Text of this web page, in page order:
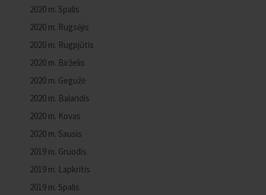
2020 m. Spalis
2020 m. Rugsėjis
2020 m. Rugpjūtis
2020 m. Birželis
2020 m. Gegužė
2020 m. Balandis
2020 m. Kovas
2020 m. Sausis
2019 m. Gruodis
2019 m. Lapkritis
2019 m. Spalis